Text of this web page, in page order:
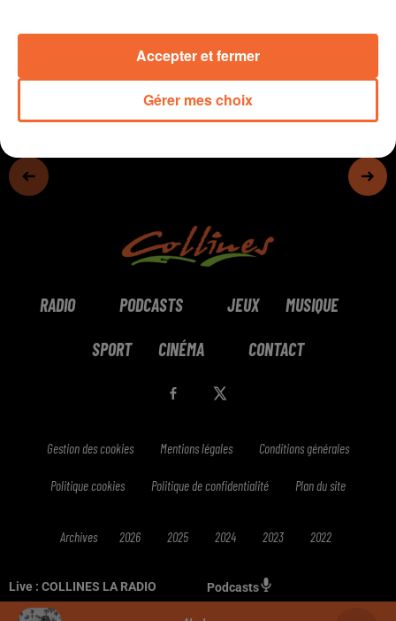
Live : COLLINES LA RADIO Podcasts
0:00 13 min 31 sec
RADIO PODCASTS JEUX MUSIQUE
SPORT CINÉMA CONTACT
Gestion des cookies Mentions légales Conditions générales
Politique cookies Politique de confidentialité Plan du site
Archives 2026 2025 2024 2023 2022
Gérer mes choix
Accepter et fermer